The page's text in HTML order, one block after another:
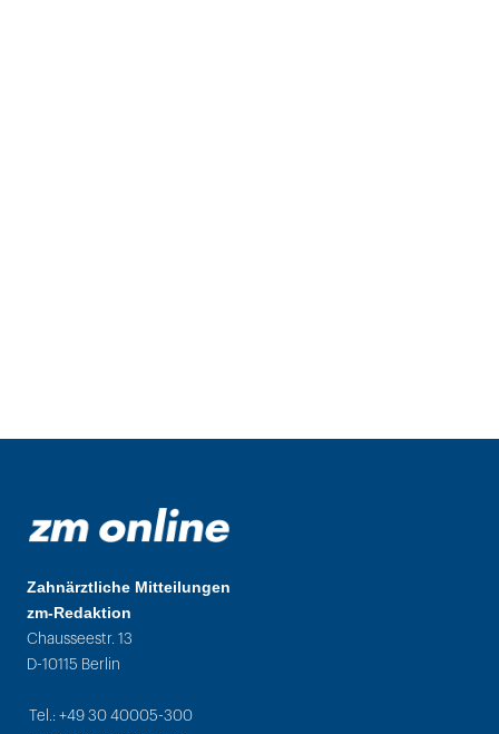
Zahnärztliche Mitteilungen
zm-Redaktion
Chausseestr. 13
D-10115 Berlin
Tel.: +49 30 40005-300